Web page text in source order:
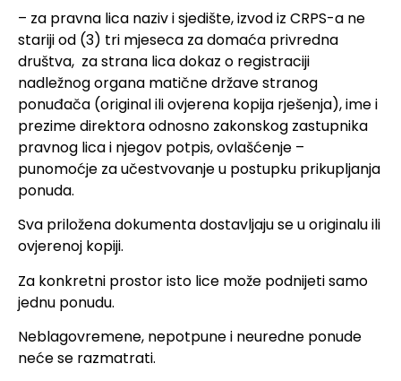
– za pravna lica naziv i sjedište, izvod iz CRPS-a ne
stariji od (3) tri mjeseca za domaća privredna
društva, za strana lica dokaz o registraciji
nadležnog organa matične države stranog
ponuđača (original ili ovjerena kopija rješenja), ime i
prezime direktora odnosno zakonskog zastupnika
pravnog lica i njegov potpis, ovlašćenje –
punomoćje za učestvovanje u postupku prikupljanja
ponuda.
Sva priložena dokumenta dostavljaju se u originalu ili
ovjerenoj kopiji.
Za konkretni prostor isto lice može podnijeti samo
jednu ponudu.
Neblagovremene, nepotpune i neuredne ponude
neće se razmatrati.